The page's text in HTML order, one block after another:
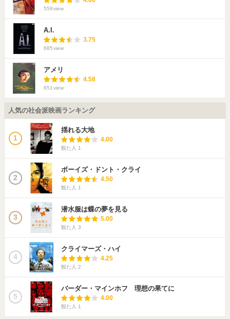
559view
A.I.
3.75
685view
アメリ
4.58
651 view
人気の社会派映画ランキング
1
揺れる大地
4.00
観た人 1
2
ボーイズ・ドント・クライ
4.50
観た人 1
3
潜水服は蝶の夢を見る
5.00
観た人 3
4
クライマーズ・ハイ
4.25
観た人 2
5
バーダー・マインホフ 理想の果てに
4.00
観た人 1